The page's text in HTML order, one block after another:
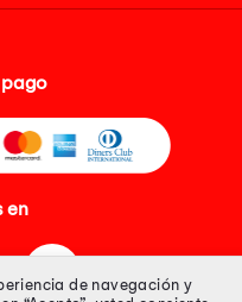
en
de navegación y